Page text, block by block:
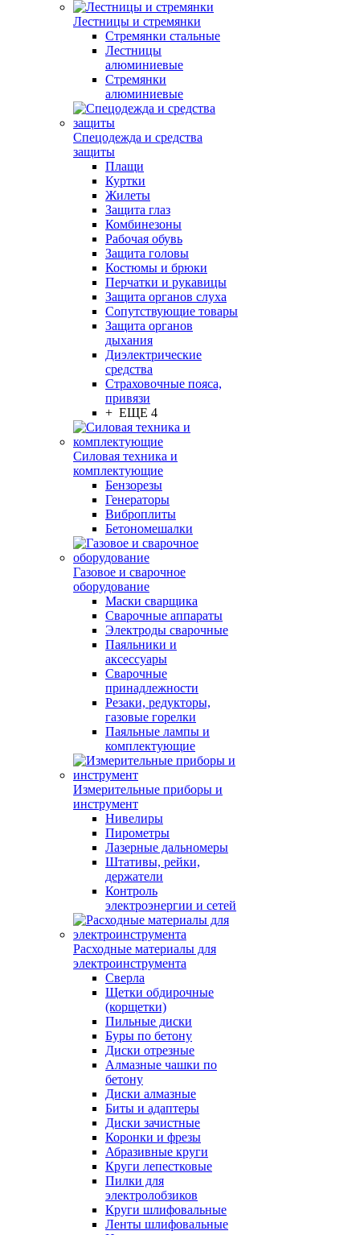
Лестницы и стремянки
Стремянки стальные
Лестницы
алюминиевые
Стремянки
алюминиевые
Спецодежда и средства
защиты
Плащи
Куртки
Жилеты
Защита глаз
Комбинезоны
Рабочая обувь
Защита головы
Костюмы и брюки
Перчатки и рукавицы
Защита органов слуха
Сопутствующие товары
Защита органов
дыхания
Диэлектрические
средства
Страховочные пояса,
привязи
+ ЕЩЕ 4
Силовая техника и
комплектующие
Бензорезы
Генераторы
Виброплиты
Бетономешалки
Газовое и сварочное
оборудование
Маски сварщика
Сварочные аппараты
Электроды сварочные
Паяльники и
аксессуары
Сварочные
принадлежности
Резаки, редукторы,
газовые горелки
Паяльные лампы и
комплектующие
Измерительные приборы и
инструмент
Нивелиры
Пирометры
Лазерные дальномеры
Штативы, рейки,
держатели
Контроль
электроэнергии и сетей
Расходные материалы для
электроинструмента
Сверла
Щетки обдирочные
(корщетки)
Пильные диски
Буры по бетону
Диски отрезные
Алмазные чашки по
бетону
Диски алмазные
Биты и адаптеры
Диски зачистные
Коронки и фрезы
Абразивные круги
Круги лепестковые
Пилки для
электролобзиков
Круги шлифовальные
Ленты шлифовальные